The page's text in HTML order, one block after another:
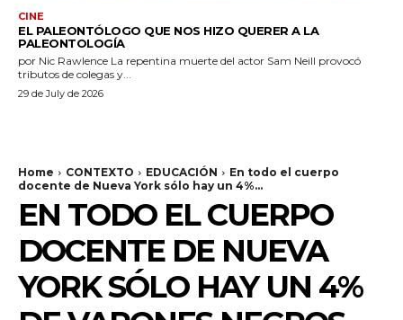
CINE
EL PALEONTÓLOGO QUE NOS HIZO QUERER A LA
PALEONTOLOGÍA
por Nic Rawlence La repentina muerte del actor Sam Neill provocó
tributos de colegas y...
29 de July de 2026